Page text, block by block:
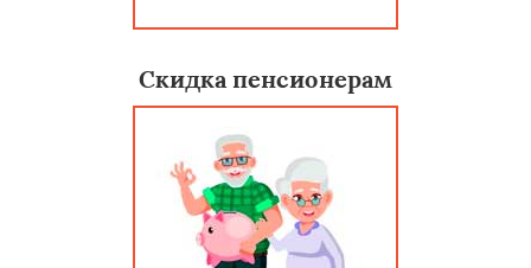
Скидка пенсионерам